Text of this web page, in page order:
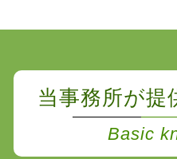
当事務所が提
Basic